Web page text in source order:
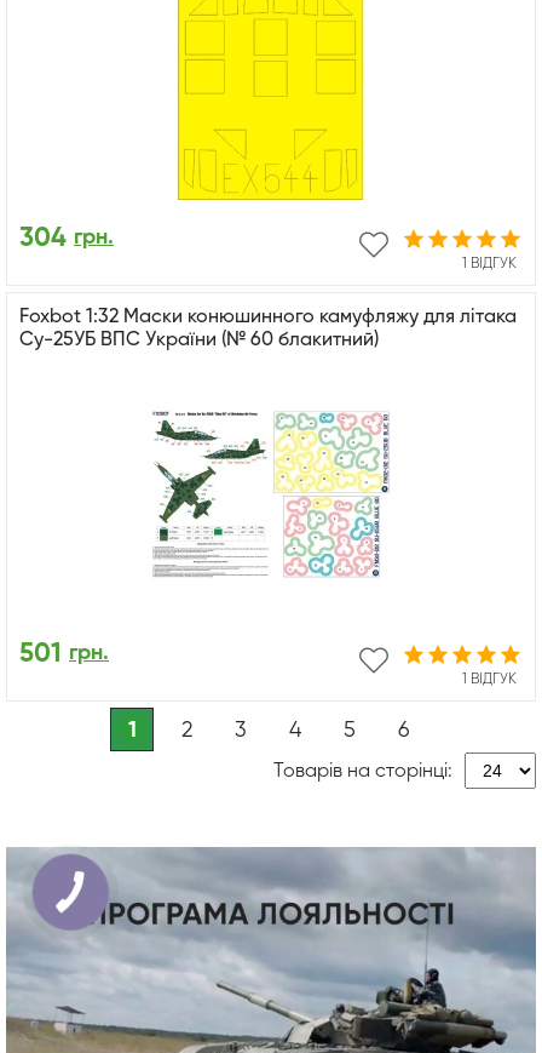
1 ВІДГУК
304 грн.
Foxbot 1:32 Маски конюшинного камуфляжу для літака
Су-25УБ ВПС України (№ 60 блакитний)
1 ВІДГУК
501 грн.
1 2 3 4 5 6
Товарів на сторінці: